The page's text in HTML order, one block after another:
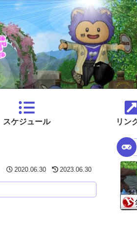
スケジュール リン
2020.06.30 2023.06.30